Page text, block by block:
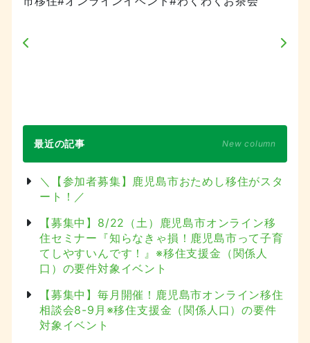
最近の記事 New column
＼【参加者募集】鹿児島市おためし移住がスタ
ート！／
【募集中】8/22（土）鹿児島市オンライン移
住セミナー『知らなきゃ損！鹿児島市って子育
てしやすいんです！』※移住支援金（関係人
口）の要件対象イベント
【募集中】毎月開催！鹿児島市オンライン移住
相談会8-9月※移住支援金（関係人口）の要件
対象イベント